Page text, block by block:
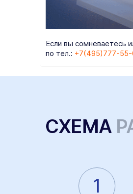
Если вы сомневаетесь
по тел.: +7(495)777-55-
СХЕМА
1